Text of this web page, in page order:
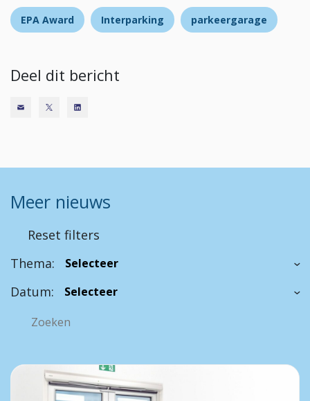
EPA Award Interparking parkeergarage
Deel dit bericht
Meer nieuws
Reset filters
Thema:
Datum: